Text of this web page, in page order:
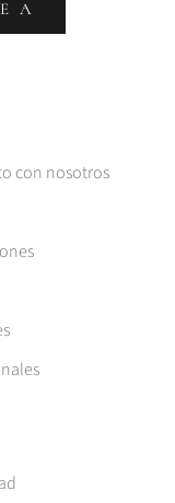
A
con nosotros